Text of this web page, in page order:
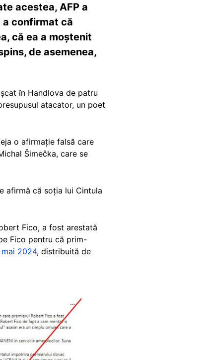
acestea, AFP a
a confirmat că
că ea a moștenit
de asemenea,
în Handlova de patru
atacator, un poet
o afirmație falsă care
Šimečka, care se
afirmă că soția lui Cintula
Fico, a fost arestată
Fico pentru că prim-
2024, distribuită de